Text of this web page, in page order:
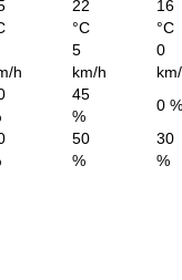
22
°C
16
°C
h
5
km/h
0
45
%
0 %
50
%
30
%